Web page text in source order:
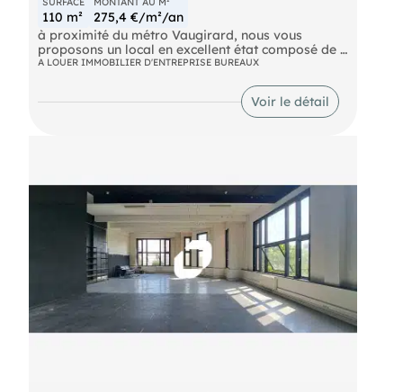
110 m²
275,4 €/m²/an
à proximité du métro Vaugirard, nous vous
proposons un local en excellent état composé de 4
bureaux et 1 salle de réunion. Ce lot de 110 m² est
m² en sous sol, pondérée à 50%. Parkings : 1
emplacement double inclus dans le loyer. Accès
A LOUER IMMOBILIER D'ENTREPRISE BUREAUX
Voir le détail